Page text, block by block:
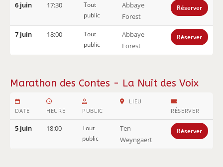
6 juin 17:30
Tout
public
Abbaye
Forest
Réserver
7 juin 18:00
Tout
public
Abbaye
Forest
Réserver
Marathon des Contes - La Nuit des Voix
DATE HEURE PUBLIC
LIEU
RÉSERVER
5 juin 18:00
Tout
public
Ten
Weyngaert
Réserver